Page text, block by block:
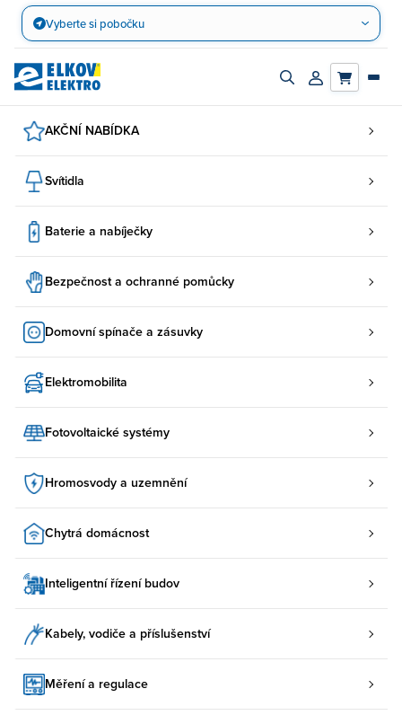
Přejít
obsah
Vyberte si pobočku
Zapnout/vypnout
Přihlásit/
AKČNÍ NABÍDKA
Svítidla
Baterie a nabíječky
Bezpečnost a ochranné pomůcky
Domovní spínače a zásuvky
Elektromobilita
Fotovoltaické systémy
Hromosvody a uzemnění
Chytrá domácnost
Inteligentní řízení budov
Kabely, vodiče a příslušenství
Měření a regulace